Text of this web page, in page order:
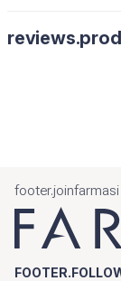
footer.joinfarmasi